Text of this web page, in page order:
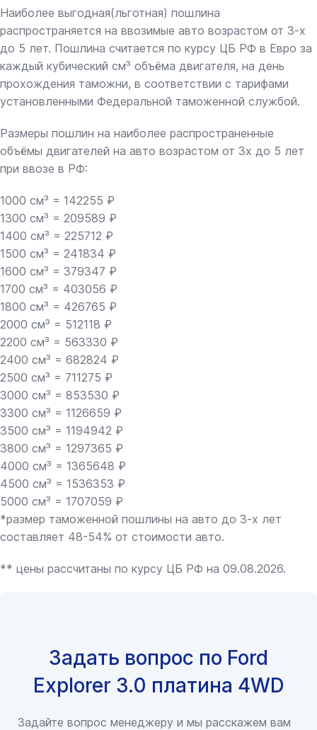
Наиболее выгодная(льготная) пошлина
распространяется на ввозимые авто возрастом от 3-х
до 5 лет. Пошлина считается по курсу ЦБ РФ в Евро за
каждый кубический см³ объёма двигателя, на день
прохождения таможни, в соответствии с тарифами
установленными Федеральной таможенной службой.
Размеры пошлин на наиболее распространенные
объёмы двигателей на авто возрастом от 3х до 5 лет
при ввозе в РФ:
1000 см³ = 142255 ₽
1300 см³ = 209589 ₽
1400 см³ = 225712 ₽
1500 см³ = 241834 ₽
1600 см³ = 379347 ₽
1700 см³ = 403056 ₽
1800 см³ = 426765 ₽
2000 см³ = 512118 ₽
2200 см³ = 563330 ₽
2400 см³ = 682824 ₽
2500 см³ = 711275 ₽
3000 см³ = 853530 ₽
3300 см³ = 1126659 ₽
3500 см³ = 1194942 ₽
3800 см³ = 1297365 ₽
4000 см³ = 1365648 ₽
4500 см³ = 1536353 ₽
5000 см³ = 1707059 ₽
*размер таможенной пошлины на авто до 3-х лет
составляет 48-54% от стоимости авто.
** цены рассчитаны по курсу ЦБ РФ на 09.08.2026.
Задать вопрос по Ford
Explorer 3.0 платина 4WD
Задайте вопрос менеджеру и мы расскажем вам